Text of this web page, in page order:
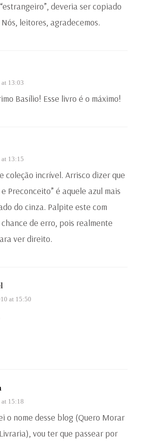
deveria ser copiado
leitores, agradecemos.
13:03
Basílio! Esse livro é o máximo!
13:15
coleção incrível. Arrisco dizer que
Preconceito” é aquele azul mais
do cinza. Palpite este com
de erro, pois realmente
ver direito.
at 15:50
15:18
o nome desse blog (Quero Morar
vou ter que passear por